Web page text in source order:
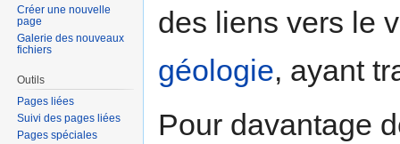
des liens vers le
géologie, ayant
Pour davantage
Créer une nouvelle
page
Galerie des nouveaux
fichiers
Outils
Pages liées
Suivi des pages liées
Pages spéciales